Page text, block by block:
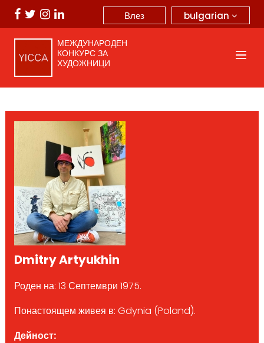
bulgarian
Влез
МЕЖДУНАРОДЕН
КОНКУРС ЗА
ХУДОЖНИЦИ
Dmitry Artyukhin
Роден на: 13 Септември 1975.
Понастоящем живея в: Gdynia (Poland).
Дейност: